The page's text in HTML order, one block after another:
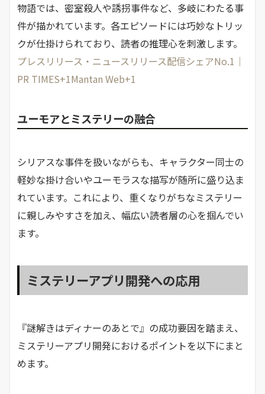
物語では、密室殺人や誘拐事件など、多岐にわたる事
件が描かれています。​各エピソードには巧妙なトリッ
クが仕掛けられており、読者の推理心を刺激します。​
プレスリリース・ニュースリリース配信シェアNo.1｜
PR TIMES+1Mantan Web+1
ユーモアとミステリーの融合
シリアスな事件を扱いながらも、キャラクター同士の
軽妙な掛け合いやユーモラスな描写が随所に盛り込ま
れています。​これにより、重くなりがちなミステリー
に親しみやすさを加え、幅広い読者層の心を掴んでい
ます。​
ミステリーアプリ開発への応用
『謎解きはディナーのあとで』の成功要因を踏まえ、
ミステリーアプリ開発におけるポイントを以下にまと
めます。​